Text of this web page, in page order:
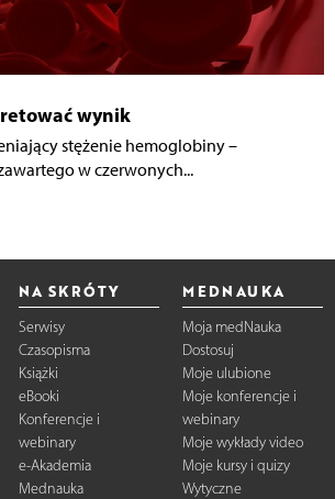
wynik
stężenie hemoglobiny –
w czerwonych...
NA SKRÓTY
Serwisy
Czasopisma
Książki
eBooki
Konferencje i
webinary
e-Akademia
Mednauka
MEDNAUKA
Moja medNauka
Dostosuj
Moje ulubione
Moje konferencje i
webinary
Moje wykłady video
Moje kursy i quizy
Wytyczne